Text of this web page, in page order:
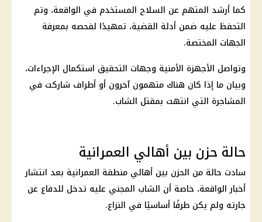
كما أرشد المتهم عن السلاح المستخدم في الواقعة، وتم
التحفظ عليه ضمن أدلة القضية، تمهيدًا لفحصه بمعرفة
الجهات المختصة.
وتواصل الأجهزة الأمنية وجهات التحقيق استكمال الإجراءات،
وبيان ما إذا كان هناك متهمون آخرون أو أطراف شاركت في
المشاجرة التي انتهت بمقتل الشاب.
حالة حزن بين أهالي العمرانية
سادت حالة من الحزن بين أهالي منطقة العمرانية بعد انتشار
أخبار الواقعة، خاصة أن الشاب المجني عليه تدخل للدفاع عن
جارته ولم يكن طرفًا أساسيًا في النزاع.